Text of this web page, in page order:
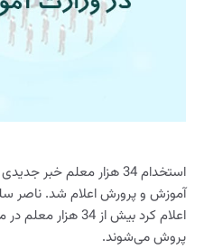
استخدام 34 هزار معلم
اعلام کرد بیش از
پروش می‌شوند.